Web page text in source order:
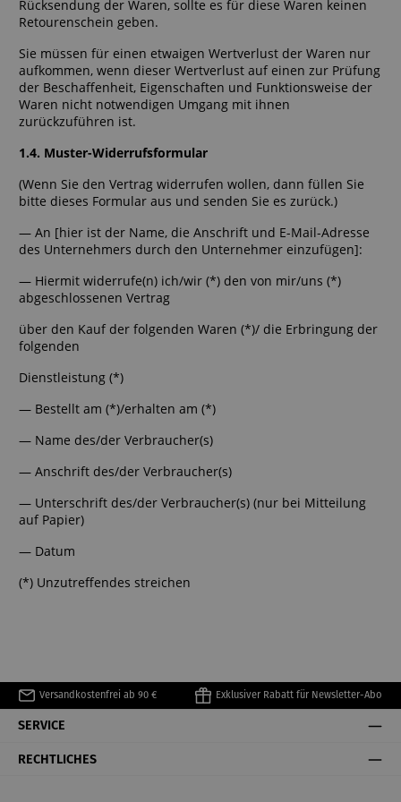
Rücksendung der Waren, sollte es für diese Waren keinen
Retourenschein geben.
Sie müssen für einen etwaigen Wertverlust der Waren nur
aufkommen, wenn dieser Wertverlust auf einen zur Prüfung
der Beschaffenheit, Eigenschaften und Funktionsweise der
Waren nicht notwendigen Umgang mit ihnen
zurückzuführen ist.
1.4. Muster-Widerrufsformular
(Wenn Sie den Vertrag widerrufen wollen, dann füllen Sie
bitte dieses Formular aus und senden Sie es zurück.)
— An [hier ist der Name, die Anschrift und E-Mail-Adresse
des Unternehmers durch den Unternehmer einzufügen]:
— Hiermit widerrufe(n) ich/wir (*) den von mir/uns (*)
abgeschlossenen Vertrag
über den Kauf der folgenden Waren (*)/ die Erbringung der
folgenden
Dienstleistung (*)
— Bestellt am (*)/erhalten am (*)
— Name des/der Verbraucher(s)
— Anschrift des/der Verbraucher(s)
— Unterschrift des/der Verbraucher(s) (nur bei Mitteilung
auf Papier)
— Datum
(*) Unzutreffendes streichen
Versandkostenfrei ab 90 € Exklusiver Rabatt für Newsletter-Abo
SERVICE
RECHTLICHES